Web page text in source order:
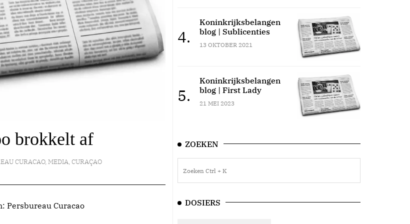
brokkelt af
CURACAO,MEDIA,CURAÇAO
Persbureau Curacao
4.
Koninkrijksbelangen
blog | Sublicenties
13 OKTOBER 2021
5.
Koninkrijksbelangen
blog | First Lady
21 MEI 2023
ZOEKEN
DOSIERS